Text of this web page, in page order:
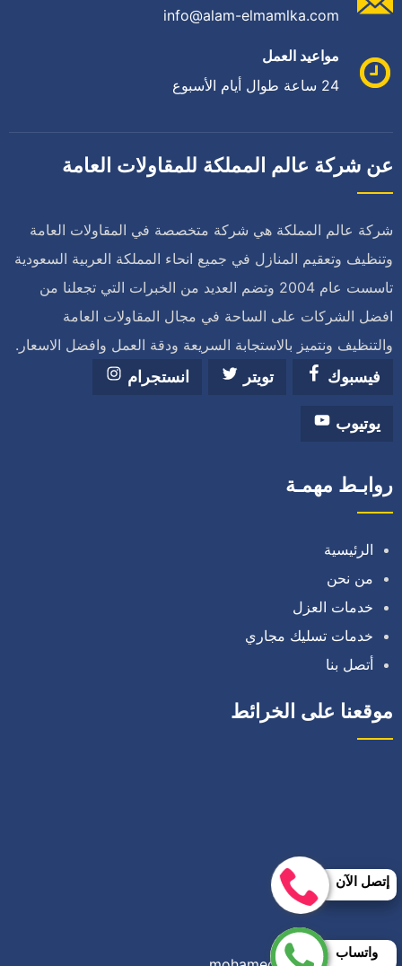
info@alam-elmamlka.com
مواعيد العمل
24 ساعة طوال أيام الأسبوع
عن شركة عالم المملكة للمقاولات العامة
شركة عالم المملكة هي شركة متخصصة في المقاولات العامة
وتنظيف وتعقيم المنازل في جميع انحاء المملكة العربية السعودية
تاسست عام 2004 وتضم العديد من الخبرات التي تجعلنا من
افضل الشركات على الساحة في مجال المقاولات العامة
والتنظيف ونتميز بالاستجابة السريعة ودقة العمل وافضل الاسعار.
فيسبوك
تويتر انستجرام
يوتيوب
روابـط مهمـة
الرئيسية
من نحن
خدمات العزل
خدمات تسليك مجاري
أتصل بنا
موقعنا على الخرائط
واتساب
إتصل الآن